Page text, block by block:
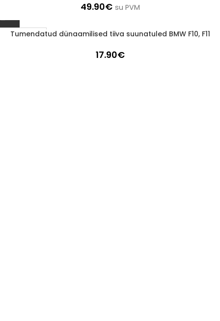
49.90€ su PVM
1-3 D.D.
Tumendatud dünaamilised tiiva suunatuled BMW F10, F11
17.90€